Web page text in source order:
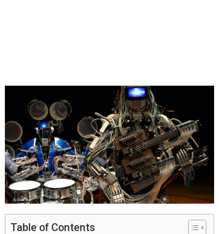
Table of Contents